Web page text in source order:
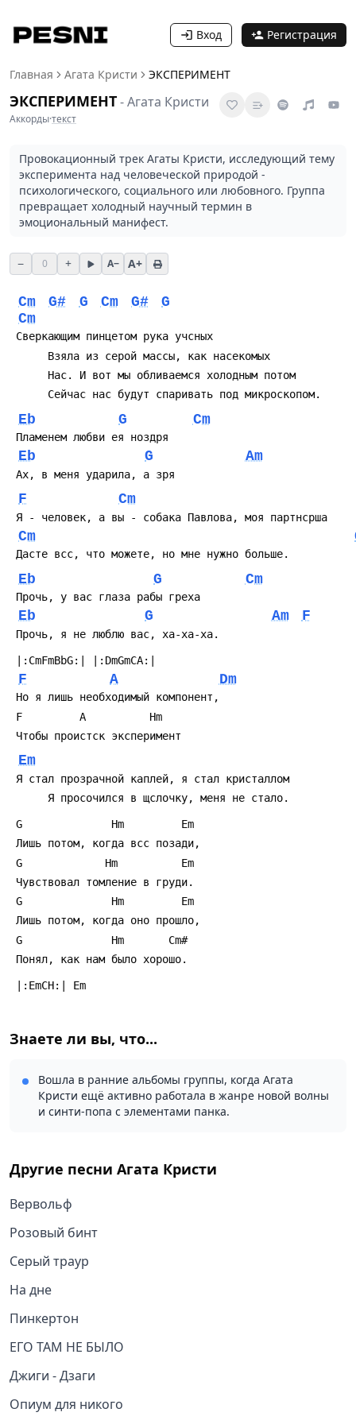
Вход Регистрация
Главная Агата Кристи ЭКСПЕРИМЕНТ
ЭКСПЕРИМЕНТ-Агата Кристи
Аккорды·текст
Провокационный трек Агаты Кристи, исследующий тему
эксперимента над человеческой природой -
психологического, социального или любовного. Группа
превращает холодный научный термин в
эмоциональный манифест.
− 0 + A− A+
Cm G# G Cm G#
G
Cm
Сверкающим пинцетом рука учсных
      Взяла из серой массы, как насекомых
      Нас. И вот мы обливаемся холодным потом
      Сейчас нас будут спаривать под микроскопом.
Eb G Cm
Пламенем любви ея ноздря
Eb G Am
Ах, в меня ударила, а зря
F Cm
Я - человек, а вы - собака Павлова, моя партнсрша
Cm
Дасте всс, что можете, но мне нужно больше.
Eb G Cm
Прочь, у вас глаза рабы греха
Eb G Am F
Прочь, я не люблю вас, ха-ха-ха.
|:CmFmBbG:| |:DmGmCA:|
F A Dm
Но я лишь необходимый компонент,
F         A          Hm
Чтобы проистск эксперимент
Em
Я стал прозрачной каплей, я стал кристаллом
      Я просочился в щслочку, меня не стало.
G              Hm         Em
Лишь потом, когда всс позади,
G             Hm          Em
Чувствовал томление в груди.
G              Hm         Em
Лишь потом, когда оно прошло,
G              Hm       Cm#
Понял, как нам было хорошо.
|:EmCH:| Em
Знаете ли вы, что...
Вошла в ранние альбомы группы, когда Агата
Кристи ещё активно работала в жанре новой волны
и синти-попа с элементами панка.
Другие песни Агата Кристи
Вервольф
Розовый бинт
Серый траур
На дне
Пинкертон
ЕГО ТАМ НЕ БЫЛО
Джиги - Дзаги
Опиум для никого